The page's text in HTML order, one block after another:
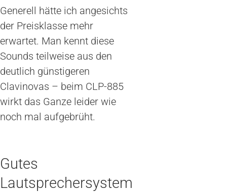
Generell hätte ich angesichts
der Preisklasse mehr
erwartet. Man kennt diese
Sounds teilweise aus den
deutlich günstigeren
Clavinovas – beim CLP-885
wirkt das Ganze leider wie
noch mal aufgebrüht.
Gutes
Lautsprechersystem